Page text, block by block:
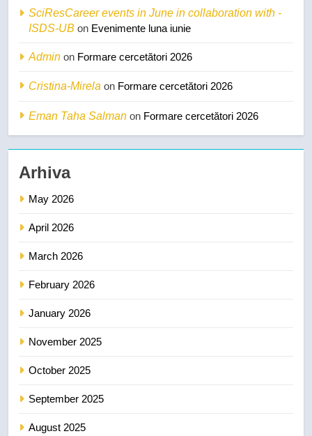
SciResCareer events in June in collaboration with -
ISDS-UB on Evenimente luna iunie
Admin on Formare cercetători 2026
Cristina-Mirela on Formare cercetători 2026
Eman Taha Salman on Formare cercetători 2026
Arhiva
May 2026
April 2026
March 2026
February 2026
January 2026
November 2025
October 2025
September 2025
August 2025